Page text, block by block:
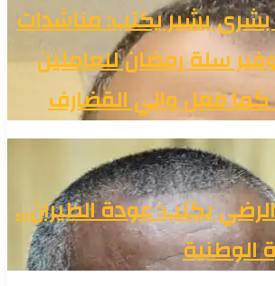
بشير يكتب: مناشدات
سلة رمضان للعاملين
كما فعل والي القضارف
يكتب: عودة الطيران…
الوطنية